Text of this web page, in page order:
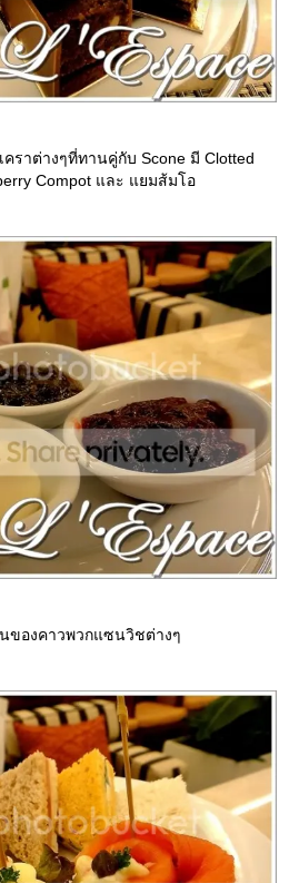
คราต่างๆที่ทานคู่กับ Scone มี Clotted
Compot และ แยมส้มโอ
ของคาวพวกแซนวิชต่างๆ